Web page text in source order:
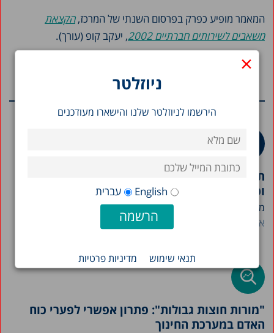
×
ניוזלטר
הירשמו לניוזלטר שלנו והישארו מעודכנים
English עברית
תנאי שימוש מדיניות פרטיות
המאמר מופיע כפרק בפרסום השנתי של המרכז,הקצאת
משאבים לשירותים חברתיים 2002
, יעקב קופ (עורך).
וכלכלה בישראל
מרכז טאוב מפרסם את חוברת "תמונת מצב המדינה" לשנת...
אבי וייס
"מורות חוצות גבולות": פתרון אפשרי לפערי כוח
האדם במערכת החינוך